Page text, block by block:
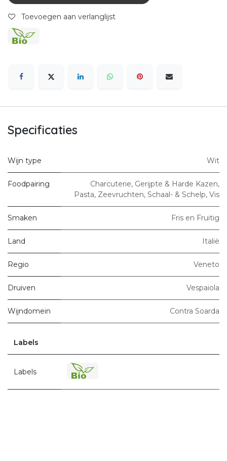
Toevoegen aan verlanglijst
Specificaties
Wijn type Wit
Foodpairing Charcuterie, Gerijpte & Harde Kazen,
Pasta, Zeevruchten, Schaal- & Schelp, Vis
Smaken Fris en Fruitig
Land Italië
Regio Veneto
Druiven Vespaiola
Wijndomein Contra Soarda
Labels
Labels